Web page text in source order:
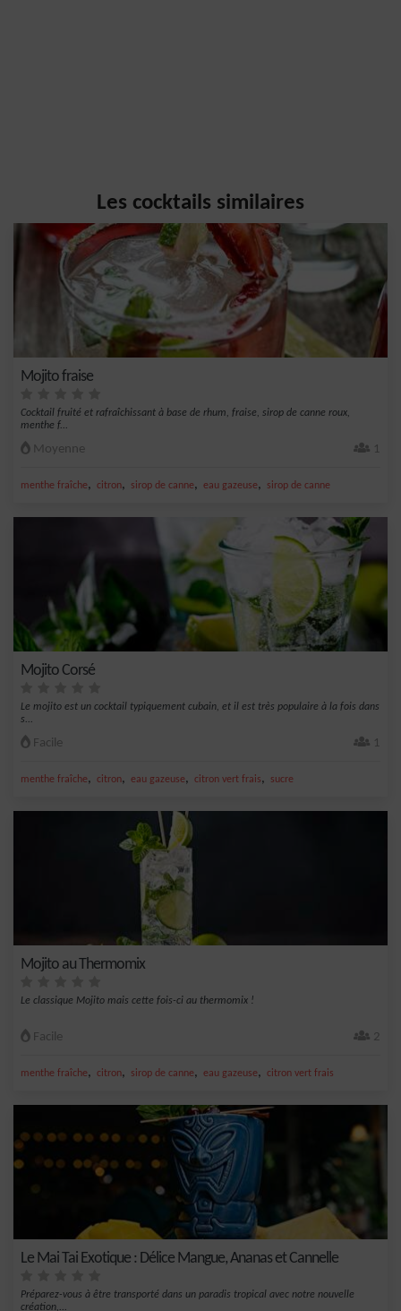
Les cocktails similaires
Mojito fraise
Cocktail fruité et rafraîchissant à base de rhum, fraise, sirop de canne roux,
menthe f...
Moyenne 1
menthe fraîche, citron, sirop de canne, eau gazeuse, sirop de canne
Mojito Corsé
Le mojito est un cocktail typiquement cubain, et il est très populaire à la fois dans
s...
Facile 1
menthe fraîche, citron, eau gazeuse, citron vert frais, sucre
Mojito au Thermomix
Le classique Mojito mais cette fois-ci au thermomix !
Facile 2
menthe fraîche, citron, sirop de canne, eau gazeuse, citron vert frais
Le Mai Tai Exotique : Délice Mangue, Ananas et Cannelle
Préparez-vous à être transporté dans un paradis tropical avec notre nouvelle
création,...